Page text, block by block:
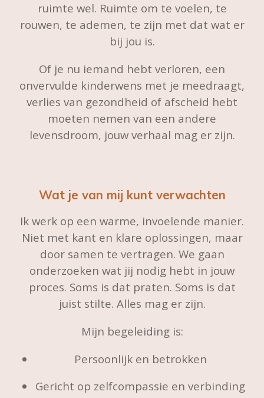
ruimte wel. Ruimte om te voelen, te
rouwen, te ademen, te zijn met dat wat er
bij jou is.
Of je nu iemand hebt verloren, een
onvervulde kinderwens met je meedraagt,
verlies van gezondheid of afscheid hebt
moeten nemen van een andere
levensdroom, jouw verhaal mag er zijn.
Wat je van mij kunt verwachten
Ik werk op een warme, invoelende manier.
Niet met kant en klare oplossingen, maar
door samen te vertragen. We gaan
onderzoeken wat jij nodig hebt in jouw
proces. Soms is dat praten. Soms is dat
juist stilte. Alles mag er zijn.
Mijn begeleiding is:
Persoonlijk en betrokken
Gericht op zelfcompassie en verbinding